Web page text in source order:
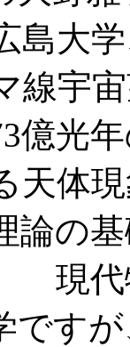
島大
線宇
億光
天体
論の
現代
です